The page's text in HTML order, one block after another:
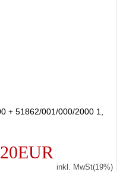
+ 51862/001/000/2000 1,
inkl. MwSt(19%)